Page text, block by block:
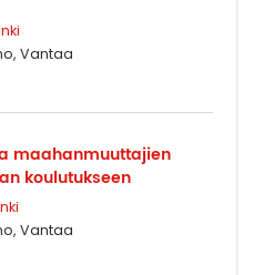
Vantaa
maahanmuuttajien
koulutukseen
Vantaa